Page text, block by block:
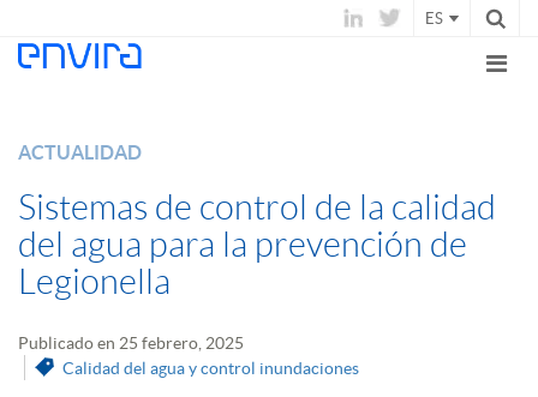
ES
ACTUALIDAD
Sistemas de control de la calidad
del agua para la prevención de
Legionella
Publicado en 25 febrero, 2025
Calidad del agua y control inundaciones